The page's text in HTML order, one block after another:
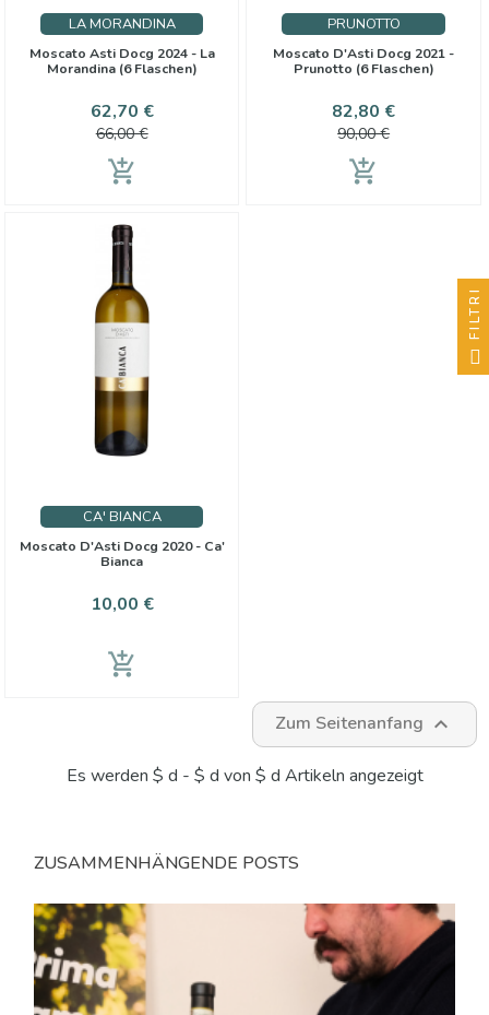
LA MORANDINA
Moscato Asti Docg 2024 - La
Morandina (6 Flaschen)
Preis
62,70 €Verkaufspreis
66,00 €
add_shopping_cart
PRUNOTTO
Moscato D'Asti Docg 2021 -
Prunotto (6 Flaschen)
Preis
82,80 €
90,00 €
add_shopping_cart
CA' BIANCA
Moscato D'Asti Docg 2020 - Ca'
Bianca
Preis
10,00 €
add_shopping_cart
Zum Seitenanfang 
Es werden $ d - $ d von $ d Artikeln angezeigt
ZUSAMMENHÄNGENDE POSTS
FILTRI